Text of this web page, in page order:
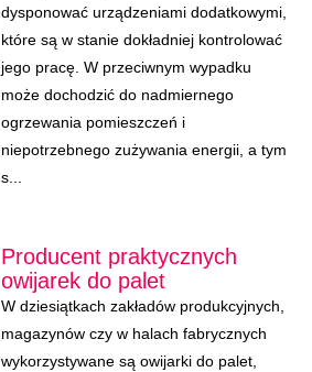
dysponować urządzeniami dodatkowymi,
które są w stanie dokładniej kontrolować
jego pracę. W przeciwnym wypadku
może dochodzić do nadmiernego
ogrzewania pomieszczeń i
niepotrzebnego zużywania energii, a tym
s...
Producent praktycznych
owijarek do palet
W dziesiątkach zakładów produkcyjnych,
magazynów czy w halach fabrycznych
wykorzystywane są owijarki do palet,